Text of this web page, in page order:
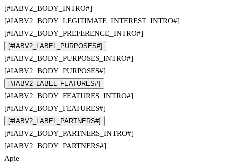
[#IABV2_BODY_INTRO#]
[#IABV2_BODY_LEGITIMATE_INTEREST_INTRO#]
[#IABV2_BODY_PREFERENCE_INTRO#]
[#IABV2_LABEL_PURPOSES#]
[#IABV2_BODY_PURPOSES_INTRO#]
[#IABV2_BODY_PURPOSES#]
[#IABV2_LABEL_FEATURES#]
[#IABV2_BODY_FEATURES_INTRO#]
[#IABV2_BODY_FEATURES#]
[#IABV2_LABEL_PARTNERS#]
[#IABV2_BODY_PARTNERS_INTRO#]
[#IABV2_BODY_PARTNERS#]
Apie